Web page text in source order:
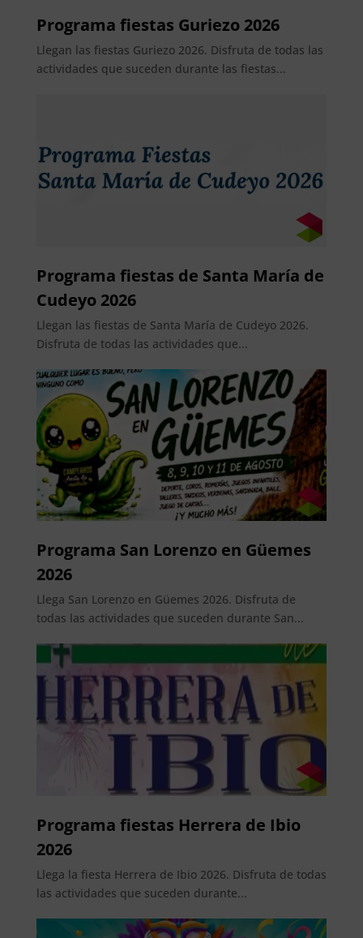
Programa fiestas Guriezo 2026
Llegan las fiestas Guriezo 2026. Disfruta de todas las
actividades que suceden durante las fiestas...
Programa fiestas de Santa María de
Cudeyo 2026
Llegan las fiestas de Santa María de Cudeyo 2026.
Disfruta de todas las actividades que...
Programa San Lorenzo en Güemes
2026
Llega San Lorenzo en Güemes 2026. Disfruta de
todas las actividades que suceden durante San...
Programa fiestas Herrera de Ibio
2026
Llega la fiesta Herrera de Ibio 2026. Disfruta de todas
las actividades que suceden durante...